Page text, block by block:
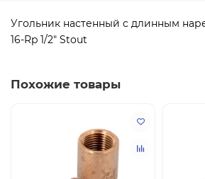
Угольник настенный с длинным
16-Rp 1/2" Stout
Похожие товары